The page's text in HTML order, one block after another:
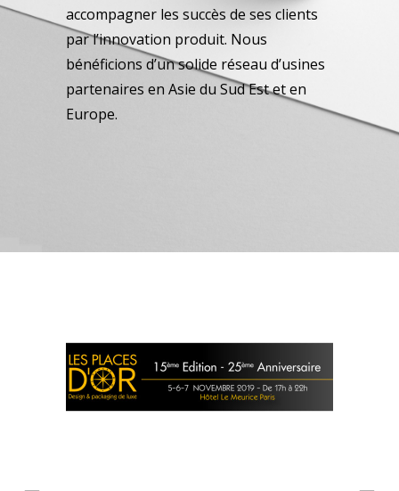
accompagner les succès de ses clients
par l’innovation produit. Nous
bénéficions d’un solide réseau d’usines
partenaires en Asie du Sud Est et en
Europe.